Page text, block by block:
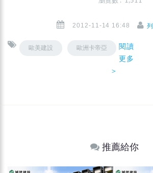
2012-11-14 16:48
歐美建設 歐洲卡帝亞
閱讀
更多
＞
推薦給你